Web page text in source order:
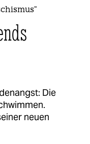
Die
neuen